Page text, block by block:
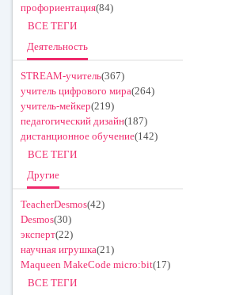
профориентация(84)
ВСЕ ТЕГИ
Деятельность
STREAM-учитель(367)
учитель цифрового мира(264)
учитель-мейкер(219)
педагогический дизайн(187)
дистанционное обучение(142)
ВСЕ ТЕГИ
Другие
TeacherDesmos(42)
Desmos(30)
эксперт(22)
научная игрушка(21)
Maqueen MakeCode micro:bit(17)
ВСЕ ТЕГИ